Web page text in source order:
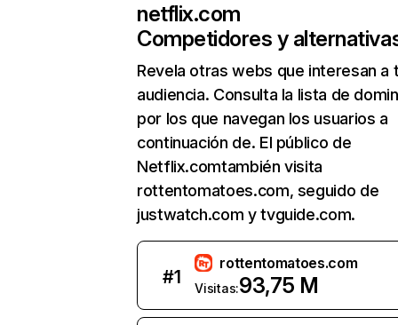
netflix.com
Competidores y
Revela otras webs que interesan a
audiencia. Consulta la lista de
por los que navegan los usuarios a
continuación de. El público de
Netflix.comtambién visita
rottentomatoes.com, seguido de
justwatch.com y tvguide.com.
#1
rottentomatoes.com
Visitas:93,75 M